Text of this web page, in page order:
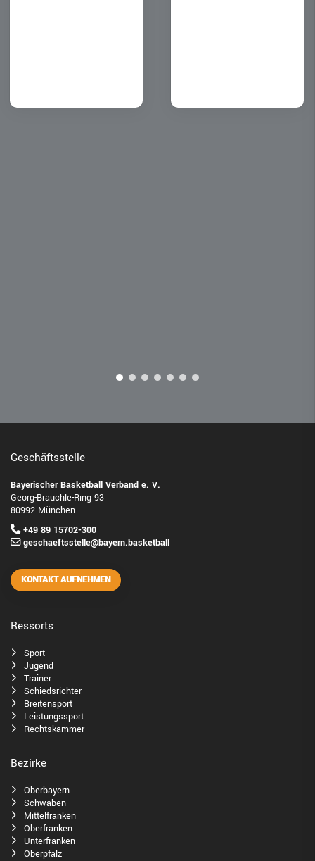
Geschäftsstelle
Bayerischer Basketball Verband e. V.
Georg-Brauchle-Ring 93
80992 München
+49 89 15702-300
geschaeftsstelle@bayern.basketball
KONTAKT AUFNEHMEN
Ressorts
Sport
Jugend
Trainer
Schiedsrichter
Breitensport
Leistungssport
Rechtskammer
Bezirke
Oberbayern
Schwaben
Mittelfranken
Oberfranken
Unterfranken
Oberpfalz